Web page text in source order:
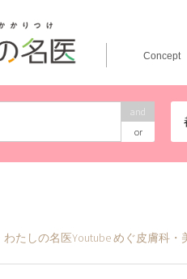
and
or
Concept
わたしの名医Youtube めぐ皮膚科